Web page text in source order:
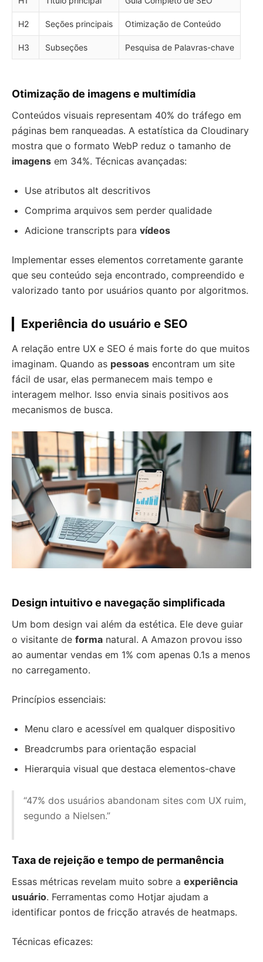
H2 Seções principais Otimização de Conteúdo
H3 Subseções Pesquisa de Palavras-chave
Otimização de imagens e multimídia
Conteúdos visuais representam 40% do tráfego em
páginas bem ranqueadas. A estatística da Cloudinary
mostra que o formato WebP reduz o tamanho de
imagens em 34%. Técnicas avançadas:
Use atributos alt descritivos
Comprima arquivos sem perder qualidade
Adicione transcripts para vídeos
Implementar esses elementos corretamente garante
que seu conteúdo seja encontrado, compreendido e
valorizado tanto por usuários quanto por algoritmos.
Experiência do usuário e SEO
A relação entre UX e SEO é mais forte do que muitos
imaginam. Quando as pessoas encontram um site
fácil de usar, elas permanecem mais tempo e
interagem melhor. Isso envia sinais positivos aos
mecanismos de busca.
Design intuitivo e navegação simplificada
Um bom design vai além da estética. Ele deve guiar
o visitante de forma natural. A Amazon provou isso
ao aumentar vendas em 1% com apenas 0.1s a menos
no carregamento.
Princípios essenciais:
Menu claro e acessível em qualquer dispositivo
Breadcrumbs para orientação espacial
Hierarquia visual que destaca elementos-chave
“47% dos usuários abandonam sites com UX ruim,
segundo a Nielsen.”
Taxa de rejeição e tempo de permanência
Essas métricas revelam muito sobre a experiência
usuário. Ferramentas como Hotjar ajudam a
identificar pontos de fricção através de heatmaps.
Técnicas eficazes: